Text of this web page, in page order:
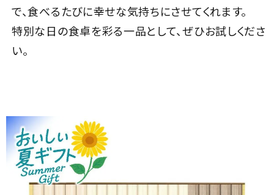
で、食べるたびに幸せな気持ちにさせてくれます。
特別な日の食卓を彩る一品として、ぜひお試しくださ
い。